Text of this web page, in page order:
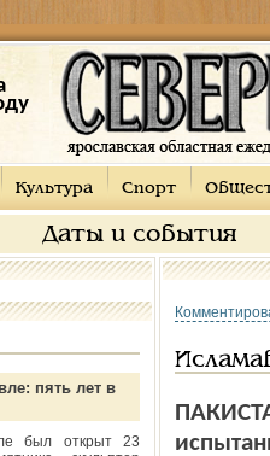
Культура Спорт
Даты и события
пять лет в
был открыт 23